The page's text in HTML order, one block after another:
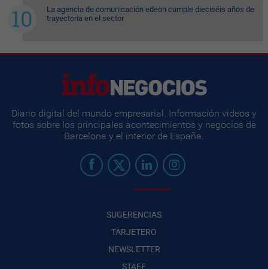
La agencia de comunicación edeon cumple dieciséis años de
trayectoria en el sector
Diario digital del mundo empresarial. Información videos y
fotos sobre los principales acontecimientos y negocios de
Barcelona y el interior de España.
SUGERENCIAS
TARJETERO
NEWSLETTER
STAFF